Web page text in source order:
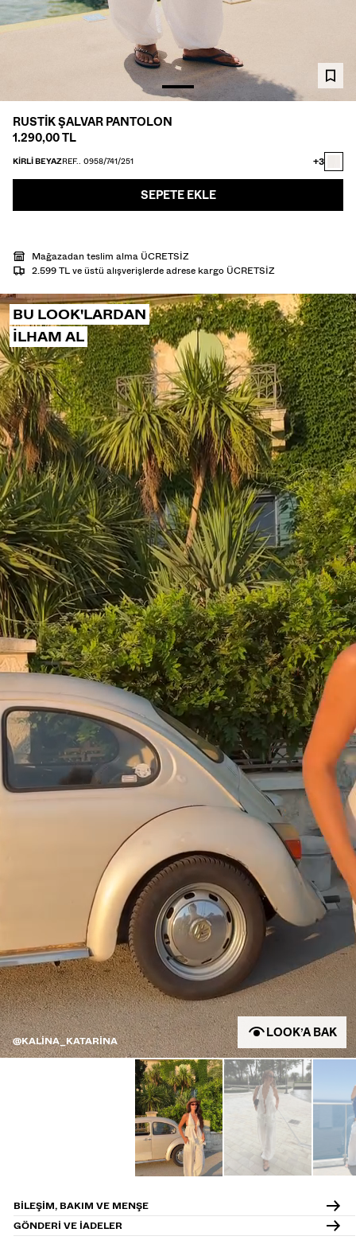
RUSTIK ŞALVAR PANTOLON
1.290,00 TL
KIRLI BEYAZREF.. 0958/741/251 +3
SEPETE EKLE
Mağazadan teslim alma ÜCRETSİZ
2.599 TL ve üstü alışverişlerde adrese kargo ÜCRETSİZ
BU LOOK'LARDAN
ILHAM AL
@KALINA_KATARINA
LOOK’A BAK
BILEŞIM, BAKIM VE MENŞE
GÖNDERI VE IADELER
SON GÜNLERİ
SATANLAR
PROJELER
HEDİYE KARTI MMBRS NEWSLETTER YARDIM